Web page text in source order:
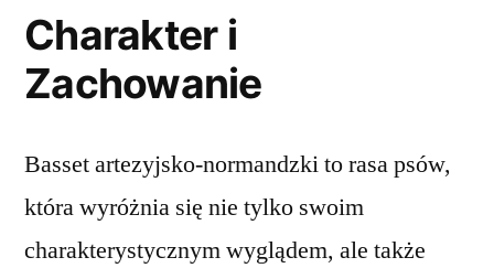
Charakter i
Zachowanie
Basset artezyjsko-normandzki to rasa psów,
która wyróżnia się nie tylko swoim
charakterystycznym wyglądem, ale także